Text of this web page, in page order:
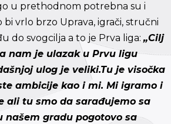
u prethodnom potrebna su i
bi vrlo brzo Uprava, igrači, stručni
do svogcilja a to je Prva liga: „Cilj
nam je ulazak u Prvu ligu
ulog je veliki.Tu je visočka
ambicije kao i mi. Mi igramo i
ali tu smo da sarađujemo sa
našem gradu pogotovo sa